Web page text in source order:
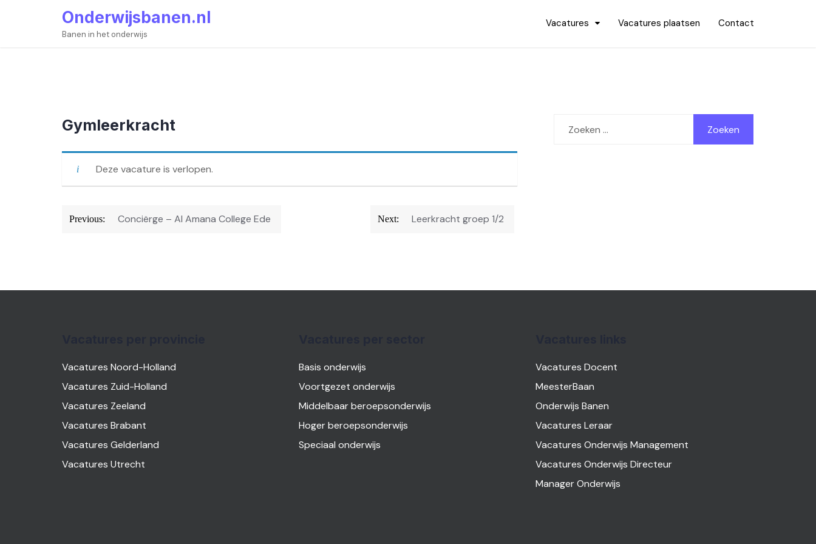
Onderwijsbanen.nl
Banen in het onderwijs
Vacatures Vacatures plaatsen Contact
Gymleerkracht
Deze vacature is verlopen.
Bericht
Previous: Conciërge – Al Amana College Ede Next: Leerkracht groep 1/2
naar:
Vacatures Noord-Holland
Vacatures Zuid-Holland
Vacatures Zeeland
Vacatures Brabant
Vacatures Gelderland
Vacatures Utrecht
Basis onderwijs
Voortgezet onderwijs
Middelbaar beroepsonderwijs
Hoger beroepsonderwijs
Speciaal onderwijs
Vacatures Docent
MeesterBaan
Onderwijs Banen
Vacatures Leraar
Vacatures Onderwijs Management
Vacatures Onderwijs Directeur
Manager Onderwijs